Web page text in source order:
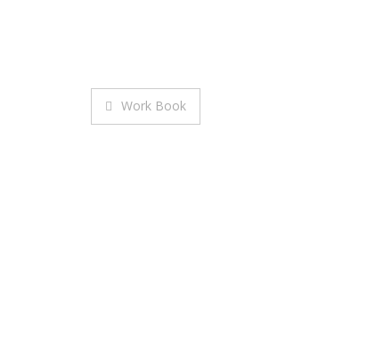
Navegação
Work Book